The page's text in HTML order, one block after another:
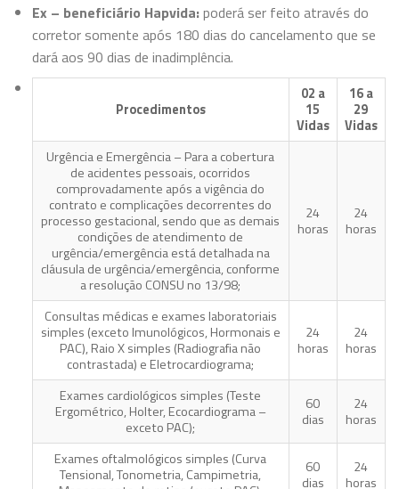
Ex – beneficiário Hapvida:poderá ser feito através do
corretor somente após 180 dias do cancelamento que se
dará aos 90 dias de inadimplência.
Procedimentos
02 a
15
Vidas
16 a
29
Vidas
Urgência e Emergência – Para a cobertura
de acidentes pessoais, ocorridos
comprovadamente após a vigência do
contrato e complicações decorrentes do
processo gestacional, sendo que as demais
condições de atendimento de
urgência/emergência está detalhada na
cláusula de urgência/emergência, conforme
a resolução CONSU no 13/98;
24
horas
24
horas
Consultas médicas e exames laboratoriais
simples (exceto Imunológicos, Hormonais e
PAC), Raio X simples (Radiografia não
contrastada) e Eletrocardiograma;
24
horas
24
horas
Exames cardiológicos simples (Teste
Ergométrico, Holter, Ecocardiograma –
exceto PAC);
60
dias
24
horas
Exames oftalmológicos simples (Curva
Tensional, Tonometria, Campimetria,
60
dias
24
horas